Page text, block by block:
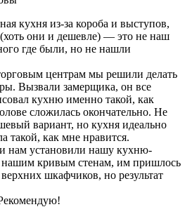
кухня из-за короба и выступов,
они и дешевле) — это не наш
где были, но не нашли
центрам мы решили делать
Вызвали замерщика, он все
кухню именно такой, как
сложилась окончательно. Не
вариант, но кухня идеально
такой, как мне нравится.
нам установили нашу кухню-
нашим кривым стенам, им пришлось
шкафчиков, но результат